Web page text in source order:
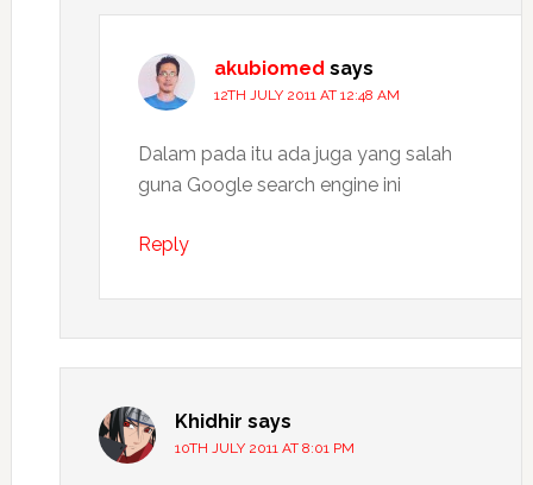
akubiomed says
12TH JULY 2011 AT 12:48 AM
Dalam pada itu ada juga yang salah
guna Google search engine ini
Reply
Khidhir says
10TH JULY 2011 AT 8:01 PM